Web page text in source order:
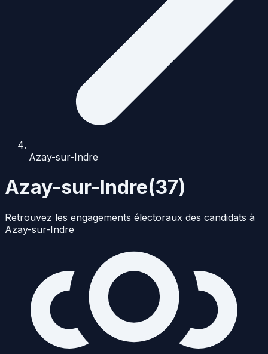
Azay-sur-Indre
Azay-sur-Indre(37)
Retrouvez les engagements électoraux des candidats à
Azay-sur-Indre